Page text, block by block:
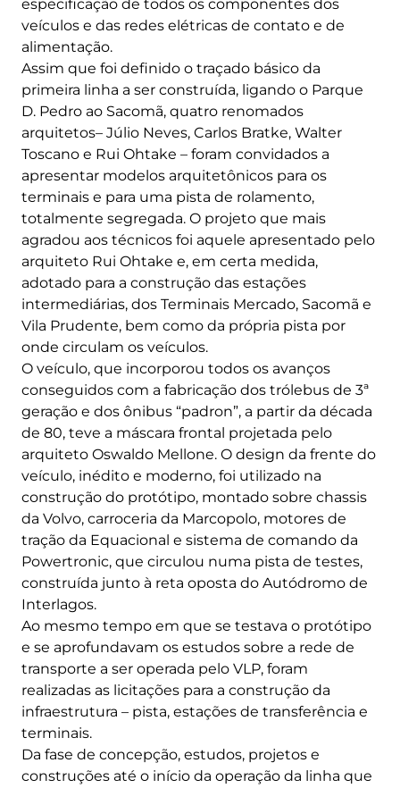
especificação de todos os componentes dos
veículos e das redes elétricas de contato e de
alimentação.
Assim que foi definido o traçado básico da
primeira linha a ser construída, ligando o Parque
D. Pedro ao Sacomã, quatro renomados
arquitetos– Júlio Neves, Carlos Bratke, Walter
Toscano e Rui Ohtake – foram convidados a
apresentar modelos arquitetônicos para os
terminais e para uma pista de rolamento,
totalmente segregada. O projeto que mais
agradou aos técnicos foi aquele apresentado pelo
arquiteto Rui Ohtake e, em certa medida,
adotado para a construção das estações
intermediárias, dos Terminais Mercado, Sacomã e
Vila Prudente, bem como da própria pista por
onde circulam os veículos.
O veículo, que incorporou todos os avanços
conseguidos com a fabricação dos trólebus de 3ª
geração e dos ônibus “padron”, a partir da década
de 80, teve a máscara frontal projetada pelo
arquiteto Oswaldo Mellone. O design da frente do
veículo, inédito e moderno, foi utilizado na
construção do protótipo, montado sobre chassis
da Volvo, carroceria da Marcopolo, motores de
tração da Equacional e sistema de comando da
Powertronic, que circulou numa pista de testes,
construída junto à reta oposta do Autódromo de
Interlagos.
Ao mesmo tempo em que se testava o protótipo
e se aprofundavam os estudos sobre a rede de
transporte a ser operada pelo VLP, foram
realizadas as licitações para a construção da
infraestrutura – pista, estações de transferência e
terminais.
Da fase de concepção, estudos, projetos e
construções até o início da operação da linha que